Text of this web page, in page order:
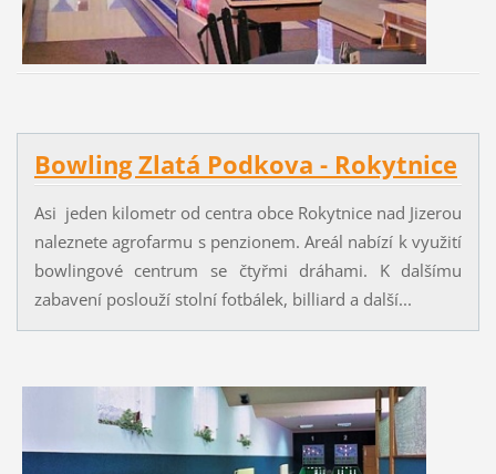
Bowling Zlatá Podkova - Rokytnice
Asi jeden kilometr od centra obce Rokytnice nad Jizerou
naleznete agrofarmu s penzionem. Areál nabízí k využití
bowlingové centrum se čtyřmi dráhami. K dalšímu
zabavení poslouží stolní fotbálek, billiard a další...